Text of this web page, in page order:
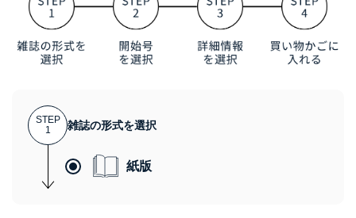
STEP
1
雑誌の形式を選択
紙版